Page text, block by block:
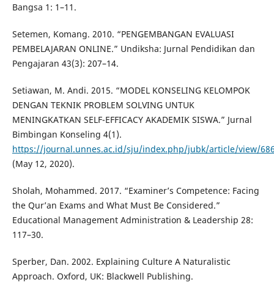
Bangsa 1: 1–11.
Setemen, Komang. 2010. “PENGEMBANGAN EVALUASI
PEMBELAJARAN ONLINE.” Undiksha: Jurnal Pendidikan dan
Pengajaran 43(3): 207–14.
Setiawan, M. Andi. 2015. “MODEL KONSELING KELOMPOK
DENGAN TEKNIK PROBLEM SOLVING UNTUK
MENINGKATKAN SELF-EFFICACY AKADEMIK SISWA.” Jurnal
Bimbingan Konseling 4(1).
https://journal.unnes.ac.id/sju/index.php/jubk/article/view/
(May 12, 2020).
Sholah, Mohammed. 2017. “Examiner’s Competence: Facing
the Qur’an Exams and What Must Be Considered.”
Educational Management Administration & Leadership 28:
117–30.
Sperber, Dan. 2002. Explaining Culture A Naturalistic
Approach. Oxford, UK: Blackwell Publishing.